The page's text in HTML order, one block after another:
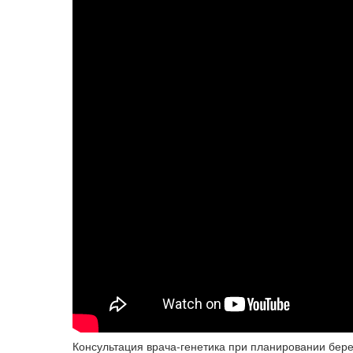
Консультация врача-генетика при планировании